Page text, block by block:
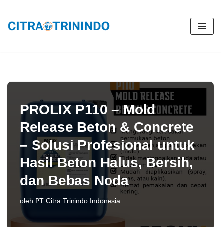
Lompat
PROLIX P110 – Mold
Release Beton & Concrete
– Solusi Profesional untuk
Hasil Beton Halus, Bersih,
dan Bebas Noda
oleh PT Citra Trinindo Indonesia